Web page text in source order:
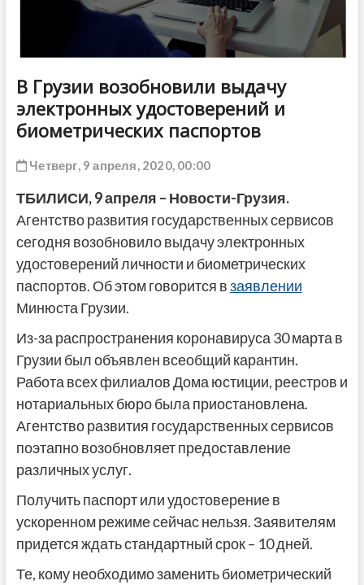
В Грузии возобновили выдачу
электронных удостоверений и
биометрических паспортов
Четверг, 9 апреля, 2020, 00:00
ТБИЛИСИ, 9 апреля – Новости-Грузия.
Агентство развития государственных сервисов
сегодня возобновило выдачу электронных
удостоверений личности и биометрических
паспортов. Об этом говорится взаявлении
Минюста Грузии.
Из-за распространения коронавируса 30 марта в
Грузии был объявлен всеобщий карантин.
Работа всех филиалов Дома юстиции, реестров и
нотариальных бюро была приостановлена.
Агентство развития государственных сервисов
поэтапно возобновляет предоставление
различных услуг.
Получить паспорт или удостоверение в
ускоренном режиме сейчас нельзя. Заявителям
придется ждать стандартный срок – 10 дней.
Те, кому необходимо заменить биометрический